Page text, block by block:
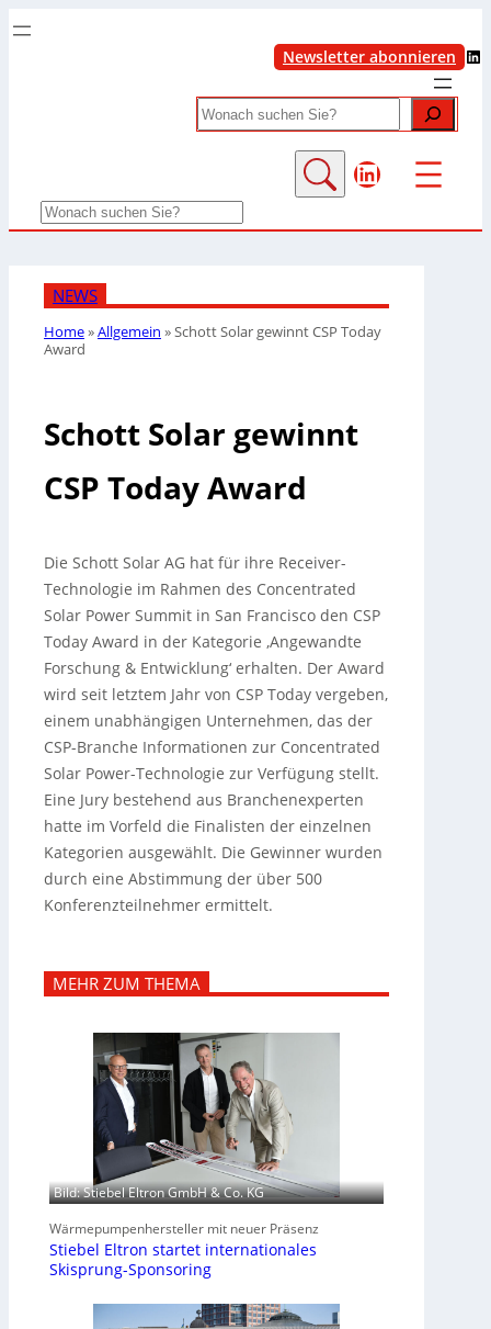
Newsletter abonnieren LinkedIn
Search
LinkedIn
Search
NEWS
Home»Allgemein »Schott Solar gewinnt CSP Today
Award
Schott Solar gewinnt
CSP Today Award
Die Schott Solar AG hat für ihre Receiver-
Technologie im Rahmen des Concentrated
Solar Power Summit in San Francisco den CSP
Today Award in der Kategorie ‚Angewandte
Forschung & Entwicklung‘ erhalten. Der Award
wird seit letztem Jahr von CSP Today vergeben,
einem unabhängigen Unternehmen, das der
CSP-Branche Informationen zur Concentrated
Solar Power-Technologie zur Verfügung stellt.
Eine Jury bestehend aus Branchenexperten
hatte im Vorfeld die Finalisten der einzelnen
Kategorien ausgewählt. Die Gewinner wurden
durch eine Abstimmung der über 500
Konferenzteilnehmer ermittelt.
MEHR ZUM THEMA
Bild: Stiebel Eltron GmbH & Co. KG
Wärmepumpenhersteller mit neuer Präsenz
Stiebel Eltron startet internationales
Skisprung-Sponsoring